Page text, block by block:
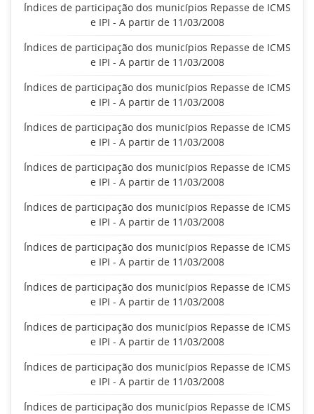
Índices de participação dos municípios Repasse de ICMS
e IPI - A partir de 11/03/2008
Índices de participação dos municípios Repasse de ICMS
e IPI - A partir de 11/03/2008
Índices de participação dos municípios Repasse de ICMS
e IPI - A partir de 11/03/2008
Índices de participação dos municípios Repasse de ICMS
e IPI - A partir de 11/03/2008
Índices de participação dos municípios Repasse de ICMS
e IPI - A partir de 11/03/2008
Índices de participação dos municípios Repasse de ICMS
e IPI - A partir de 11/03/2008
Índices de participação dos municípios Repasse de ICMS
e IPI - A partir de 11/03/2008
Índices de participação dos municípios Repasse de ICMS
e IPI - A partir de 11/03/2008
Índices de participação dos municípios Repasse de ICMS
e IPI - A partir de 11/03/2008
Índices de participação dos municípios Repasse de ICMS
e IPI - A partir de 11/03/2008
Índices de participação dos municípios Repasse de ICMS